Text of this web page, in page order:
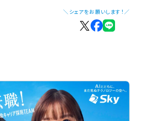
＼シェアをお願いします！／